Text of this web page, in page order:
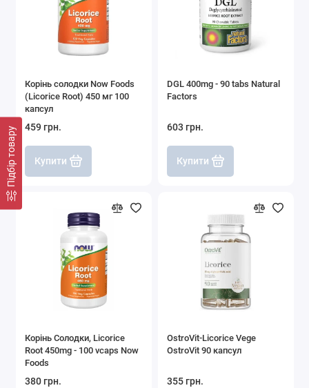
Підбір товару
Корінь солодки Now Foods
(Liсorice Root) 450 мг 100
капсул
459 грн.
Купити
DGL 400mg - 90 tabs Natural
Factors
603 грн.
Купити
Корінь Солодки, Licorice
Root 450mg - 100 vcaps Now
Foods
380 грн.
OstroVit-Licorice Vege
OstroVit 90 капсул
355 грн.